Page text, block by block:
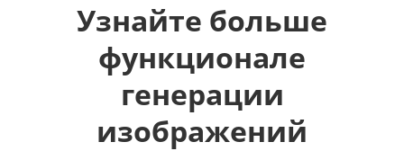
Узнайте больше
функционале
генерации
изображений